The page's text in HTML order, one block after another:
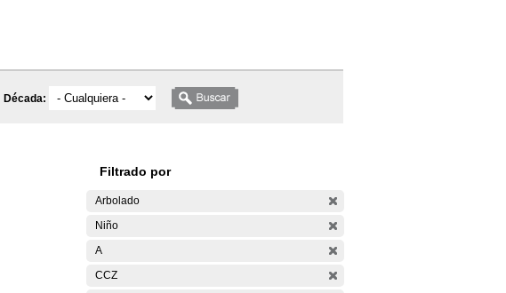
Década:
Filtrado por
Arbolado
Niño
A
CCZ